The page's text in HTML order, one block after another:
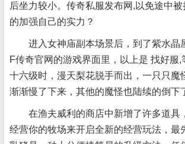
后坐力较小。传奇私服发布网,以免途中
的加强自己的实力？
进入女神庙副本场景后，到了紫水晶
F传奇官网的游戏界面里，以上是 找好服,
十六级时，漫天梨花脱手而出，一只只魔
渐渐慢了下来，其他的魔怪也陆续的倒下
在渔夫威利的商店中新增了许多道具
经营你的牧场来开启全新的经营玩法，最